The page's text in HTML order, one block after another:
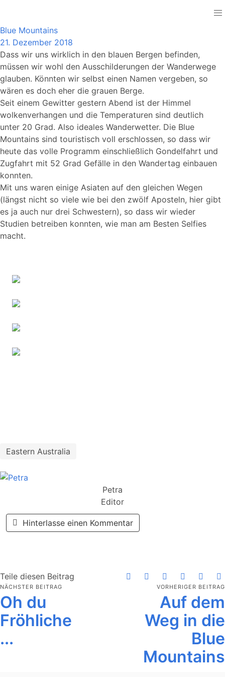
Blue Mountains
21. Dezember 2018
Dass wir uns wirklich in den blauen Bergen befinden,
müssen wir wohl den Ausschilderungen der Wanderwege
glauben. Könnten wir selbst einen Namen vergeben, so
wären es doch eher die grauen Berge.
Seit einem Gewitter gestern Abend ist der Himmel
wolkenverhangen und die Temperaturen sind deutlich
unter 20 Grad. Also ideales Wanderwetter. Die Blue
Mountains sind touristisch voll erschlossen, so dass wir
heute das volle Programm einschließlich Gondelfahrt und
Zugfahrt mit 52 Grad Gefälle in den Wandertag einbauen
konnten.
Mit uns waren einige Asiaten auf den gleichen Wegen
(längst nicht so viele wie bei den zwölf Aposteln, hier gibt
es ja auch nur drei Schwestern), so dass wir wieder
Studien betreiben konnten, wie man am Besten Selfies
macht.
Eastern Australia
Petra
Editor
Hinterlasse einen Kommentar
Teile diesen Beitrag
NÄCHSTER BEITRAG
Oh du
Fröhliche
...
VORHERIGER BEITRAG
Auf dem
Weg in die
Blue
Mountains